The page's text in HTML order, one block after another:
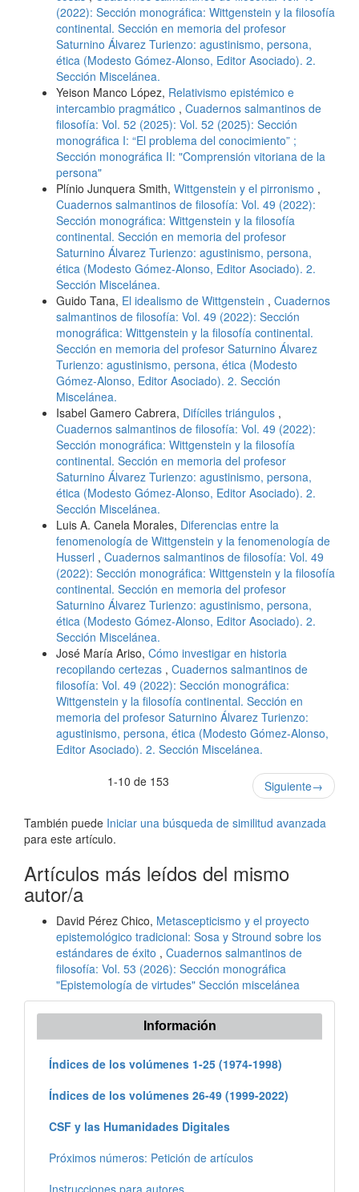
(2022): Sección monográfica: Wittgenstein y la filosofía
continental. Sección en memoria del profesor
Saturnino Álvarez Turienzo: agustinismo, persona,
ética (Modesto Gómez-Alonso, Editor Asociado). 2.
Sección Miscelánea.
Yeison Manco López, Relativismo epistémico e
intercambio pragmático , Cuadernos salmantinos de
filosofía: Vol. 52 (2025): Vol. 52 (2025): Sección
monográfica I: “El problema del conocimiento” ;
Sección monográfica II: "Comprensión vitoriana de la
persona"
Plínio Junquera Smith, Wittgenstein y el pirronismo ,
Cuadernos salmantinos de filosofía: Vol. 49 (2022):
Sección monográfica: Wittgenstein y la filosofía
continental. Sección en memoria del profesor
Saturnino Álvarez Turienzo: agustinismo, persona,
ética (Modesto Gómez-Alonso, Editor Asociado). 2.
Sección Miscelánea.
Guido Tana, El idealismo de Wittgenstein , Cuadernos
salmantinos de filosofía: Vol. 49 (2022): Sección
monográfica: Wittgenstein y la filosofía continental.
Sección en memoria del profesor Saturnino Álvarez
Turienzo: agustinismo, persona, ética (Modesto
Gómez-Alonso, Editor Asociado). 2. Sección
Miscelánea.
Isabel Gamero Cabrera, Difíciles triángulos ,
Cuadernos salmantinos de filosofía: Vol. 49 (2022):
Sección monográfica: Wittgenstein y la filosofía
continental. Sección en memoria del profesor
Saturnino Álvarez Turienzo: agustinismo, persona,
ética (Modesto Gómez-Alonso, Editor Asociado). 2.
Sección Miscelánea.
Luis A. Canela Morales, Diferencias entre la
fenomenología de Wittgenstein y la fenomenología de
Husserl , Cuadernos salmantinos de filosofía: Vol. 49
(2022): Sección monográfica: Wittgenstein y la filosofía
continental. Sección en memoria del profesor
Saturnino Álvarez Turienzo: agustinismo, persona,
ética (Modesto Gómez-Alonso, Editor Asociado). 2.
Sección Miscelánea.
José María Ariso, Cómo investigar en historia
recopilando certezas , Cuadernos salmantinos de
filosofía: Vol. 49 (2022): Sección monográfica:
Wittgenstein y la filosofía continental. Sección en
memoria del profesor Saturnino Álvarez Turienzo:
agustinismo, persona, ética (Modesto Gómez-Alonso,
Editor Asociado). 2. Sección Miscelánea.
1-10 de 153
Siguiente→
También puede Iniciar una búsqueda de similitud avanzada
para este artículo.
Artículos más leídos del mismo
autor/a
David Pérez Chico, Metascepticismo y el proyecto
epistemológico tradicional: Sosa y Stround sobre los
estándares de éxito , Cuadernos salmantinos de
filosofía: Vol. 53 (2026): Sección monográfica
"Epistemología de virtudes" Sección miscelánea
Información
Índices de los volúmenes 1-25 (1974-1998)
Índices de los volúmenes 26-49 (1999-2022)
CSF y las Humanidades Digitales
Próximos números: Petición de artículos
Instrucciones para autores